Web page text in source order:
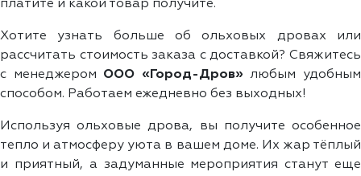
платите и какой товар получите.
Хотите узнать больше об ольховых дровах или
рассчитать стоимость заказа с доставкой? Свяжитесь
с менеджером ООО «Город-Дров» любым удобным
способом. Работаем ежедневно без выходных!
Используя ольховые дрова, вы получите особенное
тепло и атмосферу уюта в вашем доме. Их жар тёплый
и приятный, а задуманные мероприятия станут еще